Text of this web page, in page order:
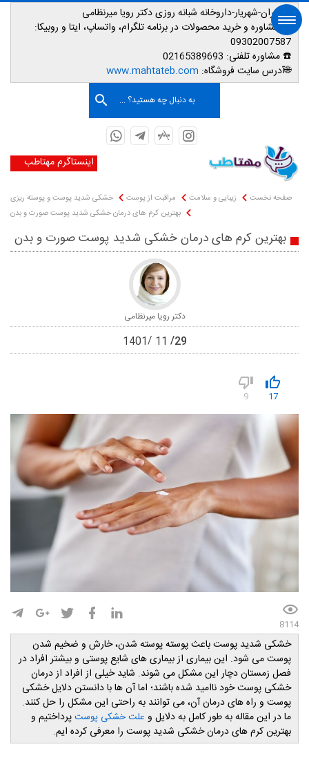
📌تهران-شهریار-داروخانه شبانه روزی دکتر رویا میرنظامی
📱مشاوره و خرید محصولات در برنامه تلگرام، واتساپ، ایتا و روبیکا:
09302007587
☎️ مشاوره تلفنی:
🌐آدرس سایت فروشگاه: www.mahtateb.com
به دنبال چه هستید؟ ...
اینستاگرم مهتاطب
صفحه نخست زیبایی و سلامت مراقبت از پوست
خشکی شدید پوست و پوسته ریزی
بهترین کرم های درمان خشکی شدید پوست صورت و بدن
بهترین کرم های درمان خشکی شدید پوست صورت و بدن
دکتر رویا میرنظامی
29
11
1401
17
9
8114
خشکی شدید پوست باعث پوسته پوسته شدن، خارش و ضخیم شدن
پوست می شود. این بیماری از بیماری های شایع پوستی و بیشتر افراد در
فصل زمستان دچار این مشکل می شوند. شاید خیلی از افراد از درمان
خشکی پوست خود ناامید شده باشند؛ اما آن ها با دانستن دلایل خشکی
پوست و راه های درمان آن، می توانند به راحتی این مشکل را حل کنند.
ما در این مقاله به طور کامل به دلایل و علت خشکی پوستپرداختیم و
بهترین کرم های درمان خشکی شدید پوست را معرفی کرده ایم.